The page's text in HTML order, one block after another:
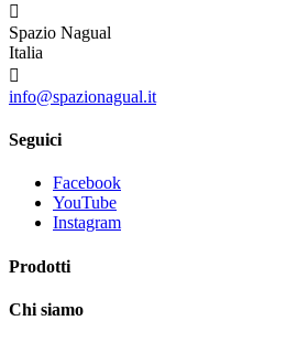

Spazio Nagual
Italia

info@spazionagual.it
Seguici
Facebook
YouTube
Instagram
Prodotti
Chi siamo